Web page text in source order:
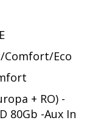
Comfort/Eco
+ RO) -
80Gb -Aux In